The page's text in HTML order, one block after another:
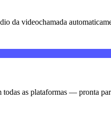
da videochamada
as plataformas — pronta